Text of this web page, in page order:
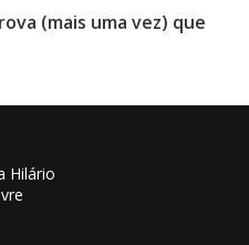
(mais uma vez) que
Hilário